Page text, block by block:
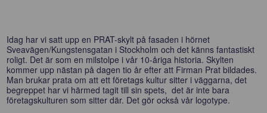
Idag har vi satt upp en PRAT-skylt på fasaden i hörnet
Sveavägen/Kungstensgatan i Stockholm och det känns fantastiskt
roligt. Det är som en milstolpe i vår 10-åriga historia. Skylten
kommer upp nästan på dagen tio år efter att Firman Prat bildades.
Man brukar prata om att ett företags kultur sitter i väggarna, det
begreppet har vi härmed tagit till sin spets, det är inte bara
företagskulturen som sitter där. Det gör också vår logotype.